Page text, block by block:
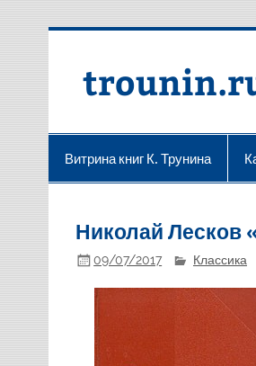
Перейти
Витрина книг К. Трунина
Николай Лесков
09/07/2017 Классика